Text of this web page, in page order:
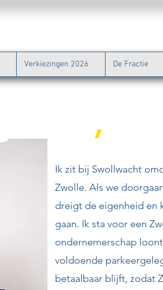
Verkiezingen 2026 De Fractie
,
Ik zit bij Swollwacht
Zwolle. Als we
dreigt de eigenheid en
gaan. Ik sta voor een
ondernemerschap
voldoende
betaalbaar blijft, zodat